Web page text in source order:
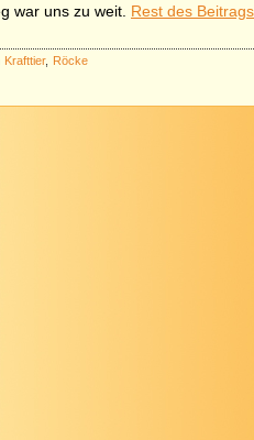
war uns zu weit. Rest des
Krafttier, Röcke